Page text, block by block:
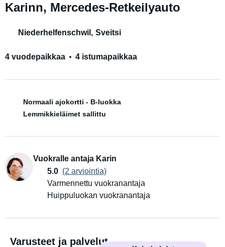
Karinn, Mercedes-Retkeilyauto
Niederhelfenschwil , Sveitsi
4 vuodepaikkaa 4 istumapaikkaa
Normaali ajokortti - B-luokka
Lemmikkieläimet sallittu
Vuokralle antaja Karin
5.0 (2 arviointia)
Varmennettu vuokranantaja
Huippuluokan vuokranantaja
Varusteet ja palvelut